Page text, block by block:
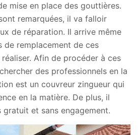
mise en place des gouttières.
remarquées, il va falloir
de réparation. Il arrive même
de remplacement de ces
Afin de procéder à ces
des professionnels en la
est un couvreur zingueur qui
en la matière. De plus, il
gratuit et sans engagement.